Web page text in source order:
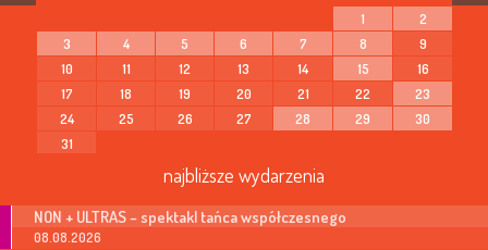
1
2
3
4 5 6 7 8
9
10
11 12 13 14 15
16
17
18 19 20 21 22
23
24
25 26 27 28 29
30
31
najbliższe wydarzenia
NON + ULTRAS – spektakl tańca współczesnego
08.08.2026